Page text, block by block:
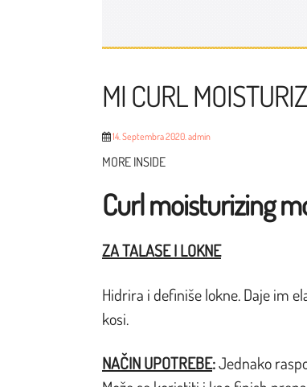
MI CURL
14. Septembra 2020.admin
MORE INSIDE
Curl moisturizing
ZA TALASE I LOKNE
Hidrira i definiše lokne. Daje im
kosi.
NAČIN UPOTREBE:Jednako